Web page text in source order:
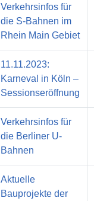
Verkehrsinfos für
die S-Bahnen im
Rhein Main Gebiet
11.11.2023:
Karneval in Köln –
Sessionseröffnung
Verkehrsinfos für
die Berliner U-
Bahnen
Aktuelle
Bauprojekte der